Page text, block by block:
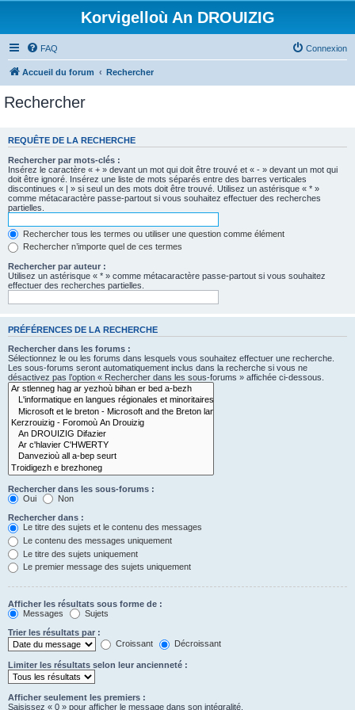
Korvigelloù An DROUIZIG
FAQ Connexion
Accueil du forum Rechercher
Rechercher
REQUÊTE DE LA RECHERCHE
Rechercher par mots-clés :
Insérez le caractère « + » devant un mot qui doit être trouvé et « - » devant un mot qui
doit être ignoré. Insérez une liste de mots séparés entre des barres verticales
discontinues « | » si seul un des mots doit être trouvé. Utilisez un astérisque « * »
comme métacaractère passe-partout si vous souhaitez effectuer des recherches
partielles.
Rechercher tous les termes ou utiliser une question comme élément
Rechercher n’importe quel de ces termes
Rechercher par auteur :
Utilisez un astérisque « * » comme métacaractère passe-partout si vous souhaitez
effectuer des recherches partielles.
PRÉFÉRENCES DE LA RECHERCHE
Rechercher dans les forums :
Sélectionnez le ou les forums dans lesquels vous souhaitez effectuer une recherche.
Les sous-forums seront automatiquement inclus dans la recherche si vous ne
désactivez pas l’option « Rechercher dans les sous-forums » affichée ci-dessous.
Rechercher dans les sous-forums :
Oui
Non
Rechercher dans :
Le titre des sujets et le contenu des messages
Le contenu des messages uniquement
Le titre des sujets uniquement
Le premier message des sujets uniquement
Afficher les résultats sous forme de :
Messages
Sujets
Trier les résultats par :
Croissant
Décroissant
Limiter les résultats selon leur ancienneté :
Afficher seulement les premiers :
Saisissez « 0 » pour afficher le message dans son intégralité.